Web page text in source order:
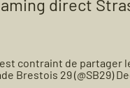
direct
contraint de partager
Brestois 29 (@SB29)